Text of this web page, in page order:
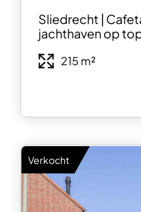
Sliedrecht |
jachthaven op
215 m²
Verkocht